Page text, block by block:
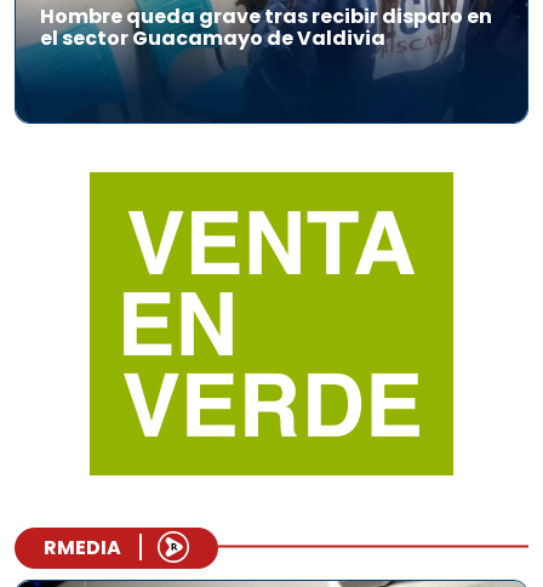
Hombre queda grave tras recibir disparo en
el sector Guacamayo de Valdivia
RMEDIA